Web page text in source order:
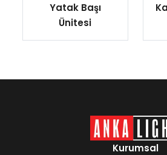
Yatak Başı
Ünitesi
Kurumsal